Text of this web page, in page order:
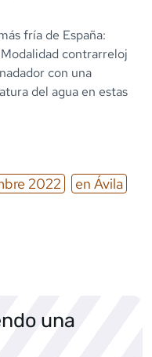
fría de España:
contrarreloj
con una
del agua en estas
2022 en Ávila
una